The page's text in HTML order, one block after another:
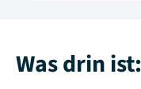
Was drin ist: